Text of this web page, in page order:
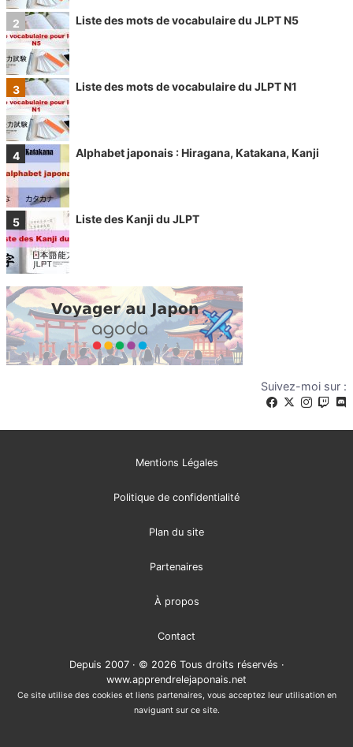
Liste des mots de vocabulaire du JLPT N5
Liste des mots de vocabulaire du JLPT N1
Alphabet japonais : Hiragana, Katakana, Kanji
Liste des Kanji du JLPT
Suivez-moi sur :
Mentions Légales
Politique de confidentialité
Plan du site
Partenaires
À propos
Contact
Depuis 2007 · © 2026 Tous droits réservés ·
www.apprendrelejaponais.net
Ce site utilise des cookies et liens partenaires, vous acceptez leur utilisation en
naviguant sur ce site.